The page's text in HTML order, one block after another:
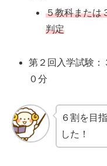
５教科または
判定
第２回入学試験：
０分
６割を目
した！